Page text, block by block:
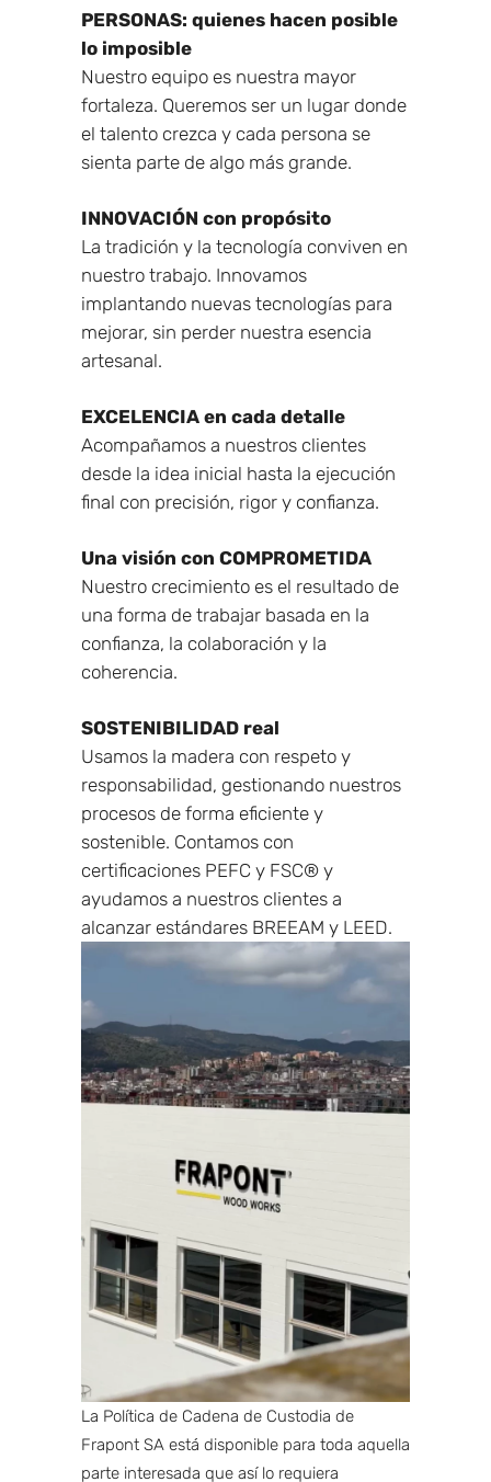
PERSONAS: quienes hacen posible
lo imposible
Nuestro equipo es nuestra mayor
fortaleza. Queremos ser un lugar donde
el talento crezca y cada persona se
sienta parte de algo más grande.
INNOVACIÓN con propósito
La tradición y la tecnología conviven en
nuestro trabajo. Innovamos
implantando nuevas tecnologías para
mejorar, sin perder nuestra esencia
artesanal.
EXCELENCIA en cada detalle
Acompañamos a nuestros clientes
desde la idea inicial hasta la ejecución
final con precisión, rigor y confianza.
Una visión con COMPROMETIDA
Nuestro crecimiento es el resultado de
una forma de trabajar basada en la
confianza, la colaboración y la
coherencia.
SOSTENIBILIDAD real
Usamos la madera con respeto y
responsabilidad, gestionando nuestros
procesos de forma eficiente y
sostenible. Contamos con
certificaciones PEFC y FSC® y
ayudamos a nuestros clientes a
alcanzar estándares BREEAM y LEED.
La Política de Cadena de Custodia de
Frapont SA está disponible para toda aquella
parte interesada que así lo requiera